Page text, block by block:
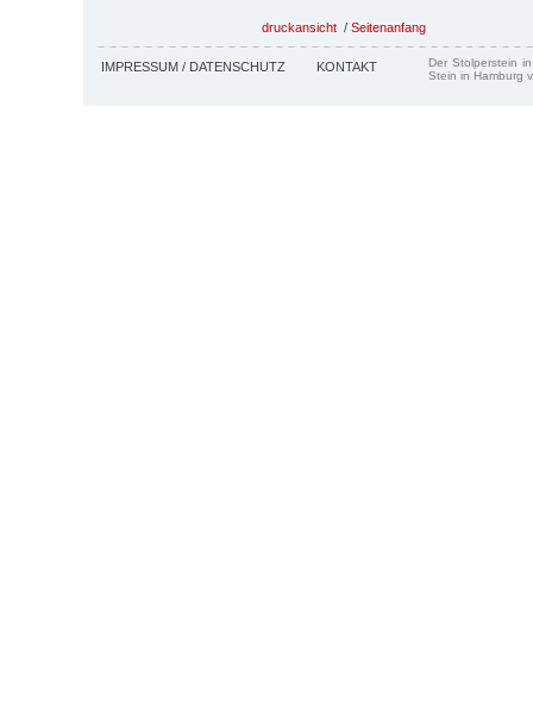
druckansicht / Seitenanfang
IMPRESSUM / DATENSCHUTZ KONTAKT
Der Stolperstein
Stein in Hamburg